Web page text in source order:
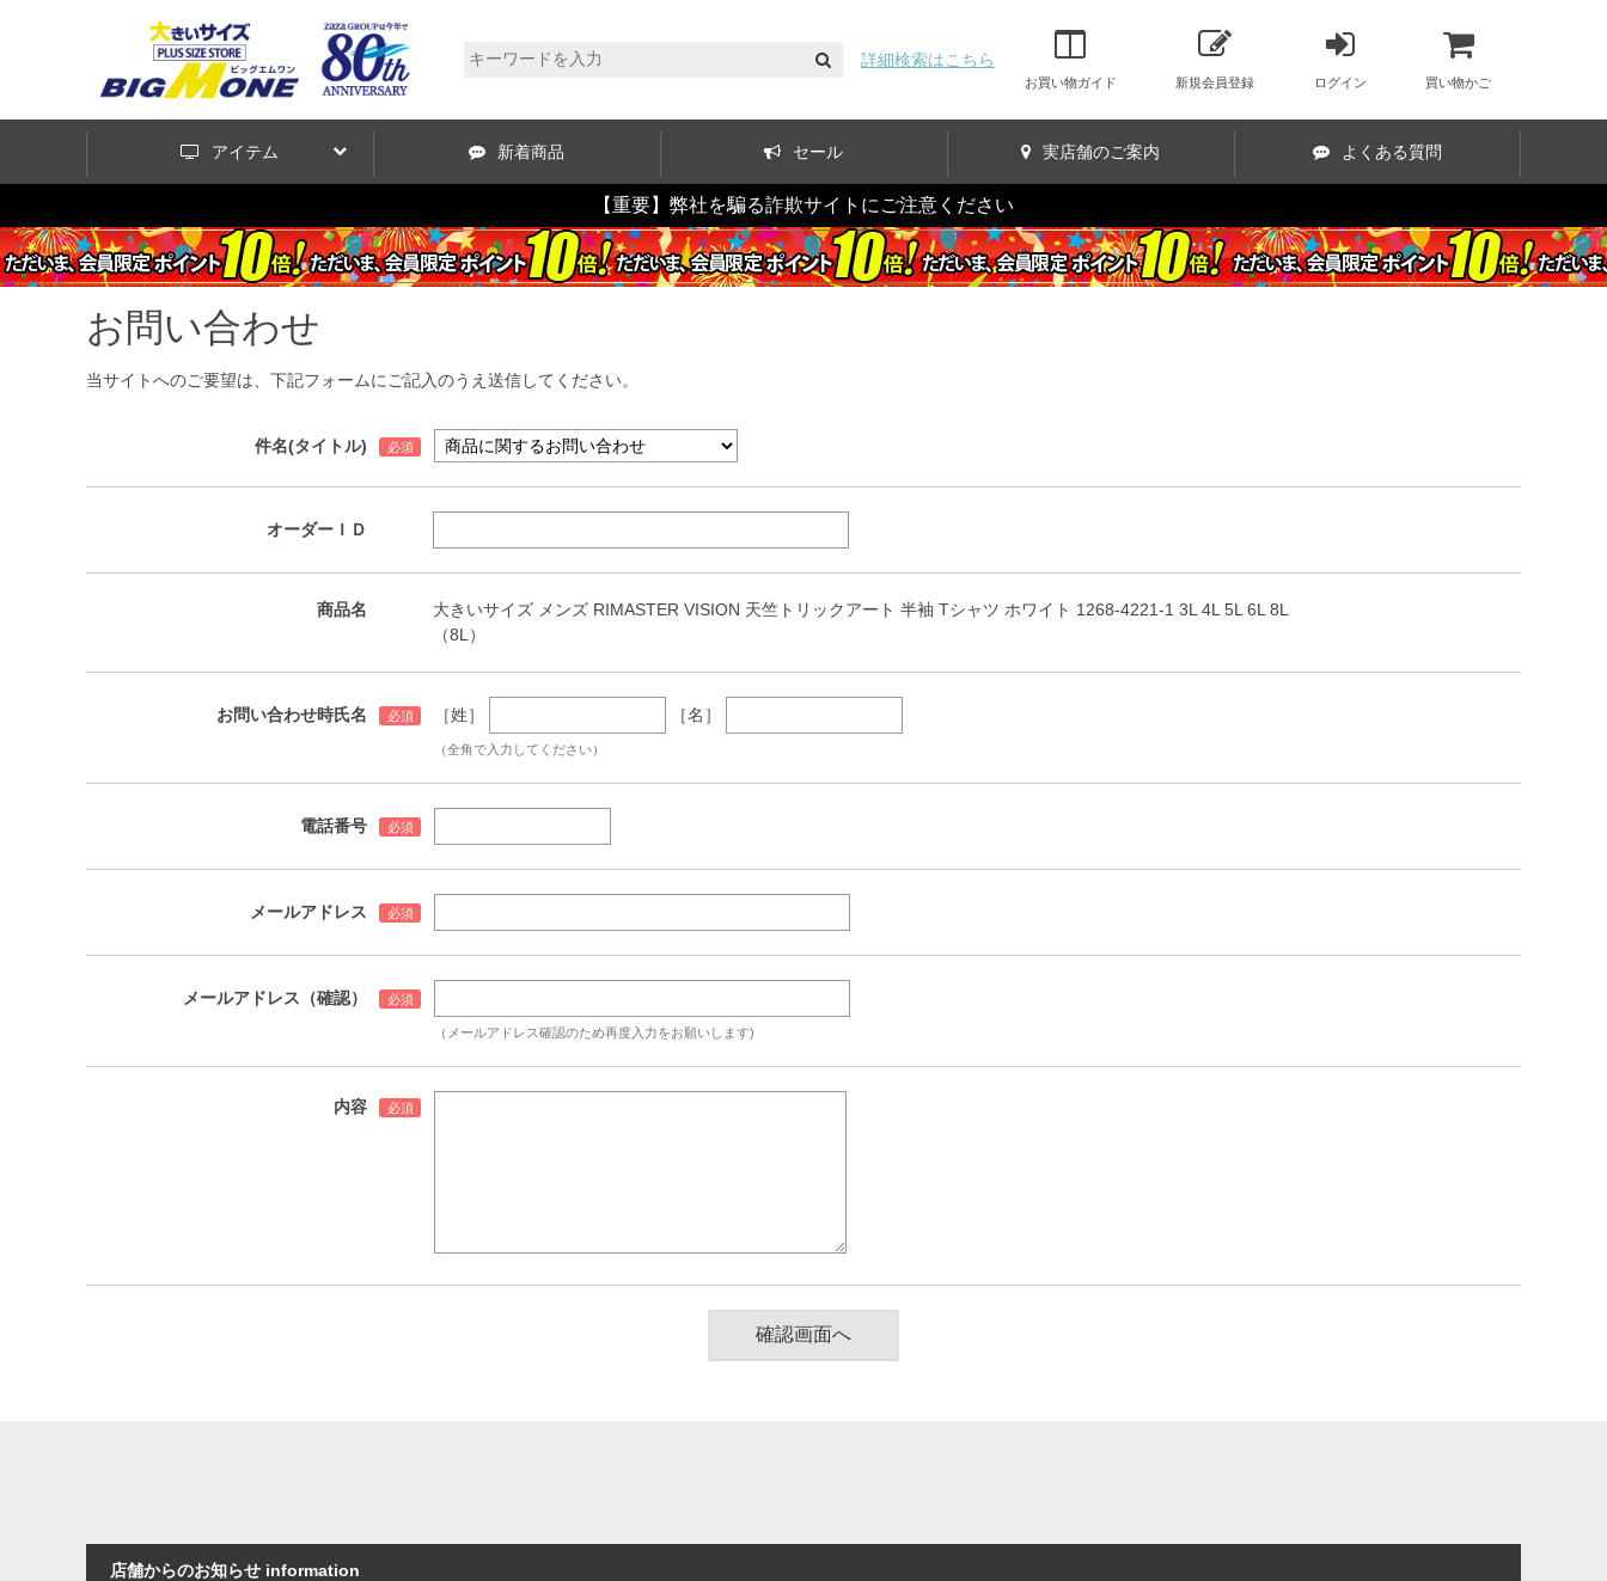
詳細検索はこちら
お買い物ガイド 新規会員登録 ログイン 買い物かご
アイテム 新着商品 セール 実店舗のご案内 よくある質問
【重要】弊社を騙る詐欺サイトにご注意ください
お問い合わせ
当サイトへのご要望は、下記フォームにご記入のうえ送信してください。
件名(タイトル)
オーダーＩＤ
商品名
大きいサイズ メンズ RIMASTER VISION 天竺トリックアート 半袖 Tシャツ ホワイト 1268-4221-1 3L 4L 5L 6L 8L
（8L）
お問い合わせ時氏名 ［姓］ ［名］
（全角で入力してください）
電話番号
メールアドレス
メールアドレス（確認）
（メールアドレス確認のため再度入力をお願いします)
内容
店舗からのお知らせ information